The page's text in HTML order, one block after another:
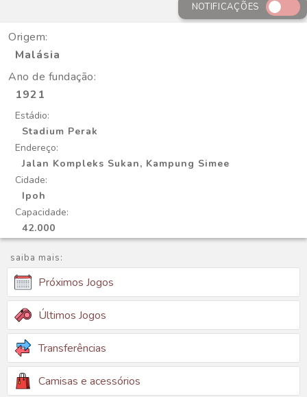
NOTIFICAÇÕES
Origem:
Malásia
Ano de fundação:
1921
Estádio:
Stadium Perak
Endereço:
Jalan Kompleks Sukan, Kampung Simee
Cidade:
Ipoh
Capacidade:
42.000
saiba mais:
Próximos Jogos
Últimos Jogos
Transferências
Camisas e acessórios